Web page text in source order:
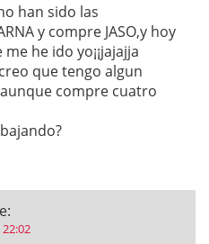
han sido las
y compre JASO,y hoy
he ido yo¡¡jajajja
que tengo algun
compre cuatro